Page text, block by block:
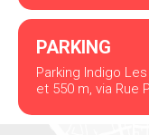
PARKING
Parking Indigo
et 550 m, via Rue